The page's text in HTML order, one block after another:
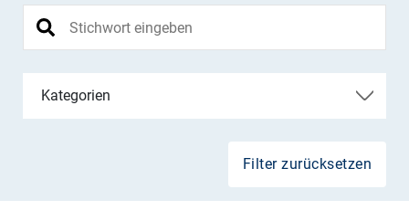
Kategorien
Filter zurücksetzen